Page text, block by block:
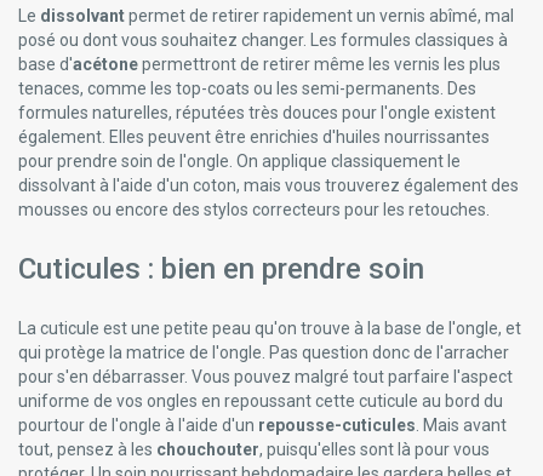
Le dissolvantpermet de retirer rapidement un vernis abîmé, mal
posé ou dont vous souhaitez changer. Les formules classiques à
base d'acétonepermettront de retirer même les vernis les plus
tenaces, comme les top-coats ou les semi-permanents. Des
formules naturelles, réputées très douces pour l'ongle existent
également. Elles peuvent être enrichies d'huiles nourrissantes
pour prendre soin de l'ongle. On applique classiquement le
dissolvant à l'aide d'un coton, mais vous trouverez également des
mousses ou encore des stylos correcteurs pour les retouches.
Cuticules : bien en prendre soin
La cuticule est une petite peau qu'on trouve à la base de l'ongle, et
qui protège la matrice de l'ongle. Pas question donc de l'arracher
pour s'en débarrasser. Vous pouvez malgré tout parfaire l'aspect
uniforme de vos ongles en repoussant cette cuticule au bord du
pourtour de l'ongle à l'aide d'un repousse-cuticules . Mais avant
tout, pensez à les chouchouter, puisqu'elles sont là pour vous